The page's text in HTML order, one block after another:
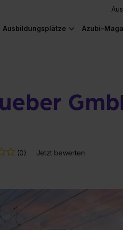
Ausbildungsplätze Azubi-
(0) Jetzt bewerten